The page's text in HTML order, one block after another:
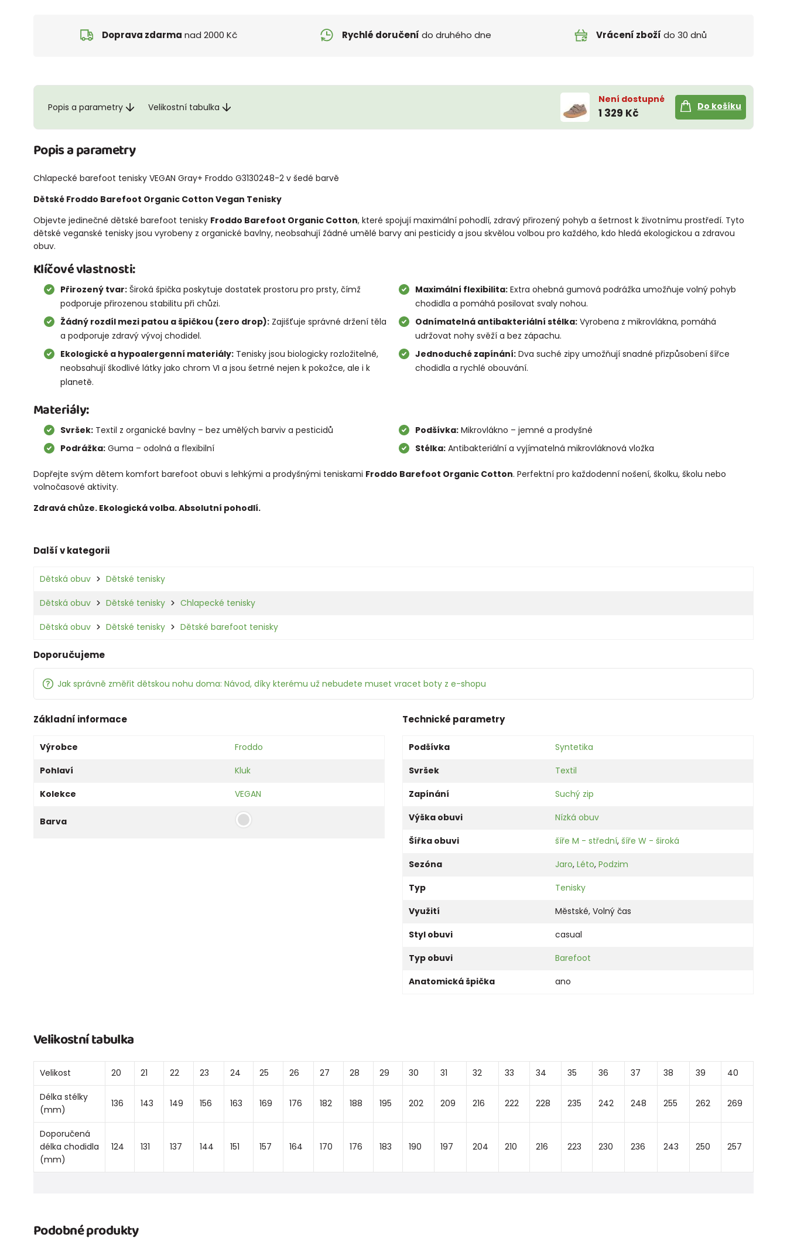
Doprava zdarma nad 2000 Kč Rychlé doručení do druhého dne Vrácení zboží do 30 dnů
Popis a parametry Velikostní tabulka
Není dostupné
1 329 Kč
Do košíku
Popis a parametry
Chlapecké barefoot tenisky VEGAN Gray+ Froddo G3130248-2 v šedé barvě
Dětské Froddo Barefoot Organic Cotton Vegan Tenisky
Objevte jedinečné dětské barefoot tenisky Froddo Barefoot Organic Cotton, které spojují maximální pohodlí, zdravý přirozený pohyb a šetrnost k životnímu prostředí. Tyto
dětské veganské tenisky jsou vyrobeny z organické bavlny, neobsahují žádné umělé barvy ani pesticidy a jsou skvělou volbou pro každého, kdo hledá ekologickou a zdravou
obuv.
Klíčové vlastnosti:
Přirozený tvar:Široká špička poskytuje dostatek prostoru pro prsty, čímž
podporuje přirozenou stabilitu při chůzi.
Maximální flexibilita:Extra ohebná gumová podrážka umožňuje volný pohyb
chodidla a pomáhá posilovat svaly nohou.
Žádný rozdíl mezi patou a špičkou (zero drop):Zajišťuje správné držení těla
a podporuje zdravý vývoj chodidel.
Odnímatelná antibakteriální stélka:Vyrobena z mikrovlákna, pomáhá
udržovat nohy svěží a bez zápachu.
Ekologické a hypoalergenní materiály:Tenisky jsou biologicky rozložitelné,
neobsahují škodlivé látky jako chrom VI a jsou šetrné nejen k pokožce, ale i k
planetě.
Jednoduché zapínání:Dva suché zipy umožňují snadné přizpůsobení šířce
chodidla a rychlé obouvání.
Materiály:
Svršek:Textil z organické bavlny – bez umělých barviv a pesticidů Podšívka:Mikrovlákno – jemné a prodyšné
Podrážka:Guma – odolná a flexibilní Stélka:Antibakteriální a vyjímatelná mikrovláknová vložka
Dopřejte svým dětem komfort barefoot obuvi s lehkými a prodyšnými teniskami Froddo Barefoot Organic Cotton. Perfektní pro každodenní nošení, školku, školu nebo
volnočasové aktivity.
Zdravá chůze. Ekologická volba. Absolutní pohodlí.
Další v kategorii
Dětská obuv Dětské tenisky
Dětská obuv Dětské tenisky Chlapecké tenisky
Dětská obuv Dětské tenisky Dětské barefoot tenisky
Doporučujeme
Jak správně změřit dětskou nohu doma: Návod, díky kterému už nebudete muset vracet boty z e-shopu
Základní informace
Výrobce
Froddo
Pohlaví
Kluk
Kolekce
VEGAN
Barva
Technické parametry
Podšívka
Syntetika
Svršek
Textil
Zapínání
Suchý zip
Výška obuvi
Nízká obuv
Šířka obuvi
šíře M - střední, šíře W - široká
Sezóna
Jaro, Léto, Podzim
Typ
Tenisky
Využití
Městské, Volný čas
Styl obuvi
casual
Typ obuvi
Barefoot
Anatomická špička
ano
Velikostní tabulka
Velikost 20 21 22 23 24 25 26 27 28 29 30 31 32 33 34 35 36 37 38 39 40
Délka stélky
(mm)
136 143 149 156 163 169 176 182 188 195 202 209 216 222 228 235 242 248 255 262 269
Doporučená
délka chodidla
(mm)
124 131 137 144 151 157 164 170 176 183 190 197 204 210 216 223 230 236 243 250 257
Podobné produkty